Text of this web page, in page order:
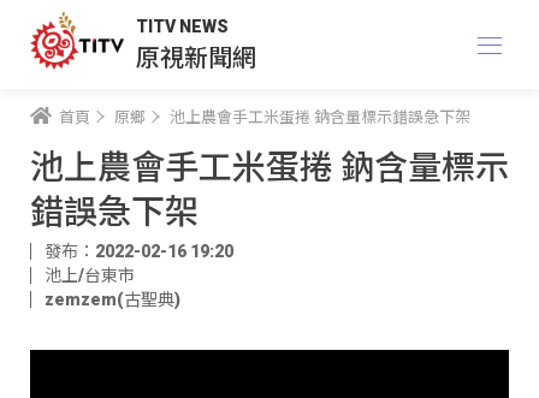
TITV NEWS
原視新聞網
首頁 原鄉 池上農會手工米蛋捲 鈉含量標示錯誤急下架
池上農會手工米蛋捲 鈉含量標示
錯誤急下架
發布：2022-02-16 19:20
池上/台東市
zemzem(古聖典)